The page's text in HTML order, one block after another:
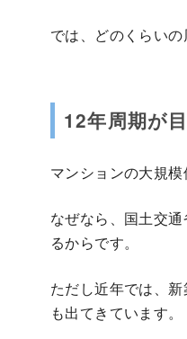
では、どのくらい
12年周期が
マンションの大規模
なぜなら、国土交
るからです。
ただし近年では、
も出てきています。